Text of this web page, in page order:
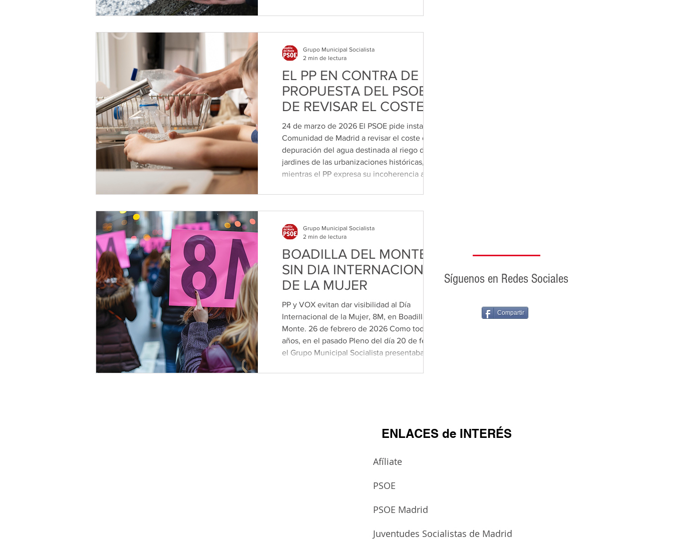
Municipal Socialista sacaba adelante su
moción para la construcción de un nuevo
tanatorio o la ampliación de las salas velatorio
EL PP EN CONTRA DE LA
PROPUESTA DEL PSOE
DE REVISAR EL COSTE DE
DEPURACIÓN DEL AGUA
DE RIEGO DE LAS
URBANIZACIONES
HISTÓRICAS
24 de marzo de 2026 El PSOE pide instar a la
Comunidad de Madrid a revisar el coste de
depuración del agua destinada al riego de
jardines de las urbanizaciones históricas,
mientras el PP expresa su incoherencia al votar
urbanizaciones históricas de Boadilla, dejó una
imagen de clara incongruencia política por
parte del Partido Popular, que terminó votando
Grupo Municipal Socialista
2 min de lectura
BOADILLA DEL MONTE
SIN DIA INTERNACIONAL
DE LA MUJER
PP y VOX evitan dar visibilidad al Día
Internacional de la Mujer, 8M, en Boadilla del
Monte. 26 de febrero de 2026 Como todos los
años, en el pasado Pleno del día 20 de febrero,
el Grupo Municipal Socialista presentaba una
Grupo Municipal Socialista
2 min de lectura
Síguenos en Redes Sociales
Compartir
ENLACES de INTERÉS
Afíliate
PSOE
PSOE Madrid
Juventudes Socialistas de Madrid